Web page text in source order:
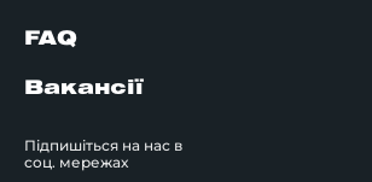
FAQ
Вакансії
Підпишіться на нас в
соц. мережах